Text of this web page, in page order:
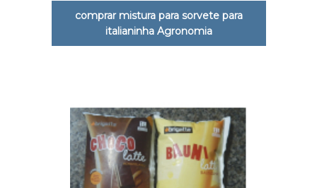
comprar mistura para sorvete para
italianinha Agronomia